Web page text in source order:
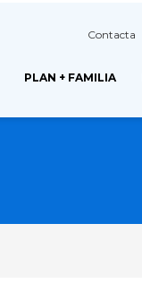
Contacta
PLAN + FAMILIA